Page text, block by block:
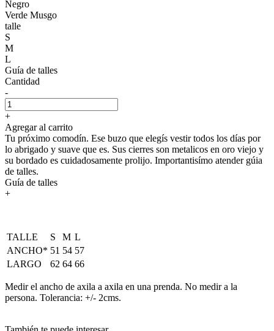
Negro
Verde Musgo
talle
S
M
L
Guía de talles
Cantidad
-
+
Agregar al carrito
Tu próximo comodín. Ese buzo que elegís vestir todos los días por
lo abrigado y suave que es. Sus cierres son metalicos en oro viejo y
su bordado es cuidadosamente prolijo. Importantisímo atender gúia
de talles.
Guía de talles
+
TALLE S M L
ANCHO* 51 54 57
LARGO
62 64 66
Medir el ancho de axila a axila en una prenda. No medir a la
persona. Tolerancia: +/- 2cms.